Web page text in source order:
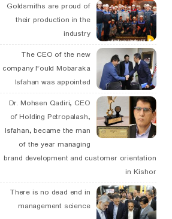
Goldsmiths are proud of
their production in the
industry
The CEO of the new
company Fould Mobaraka
Isfahan was appointed
Dr. Mohsen Qadiri, CEO
of Holding Petropalash,
Isfahan, became the man
of the year managing
brand development and customer orientation
in Kishor
There is no dead end in
management science